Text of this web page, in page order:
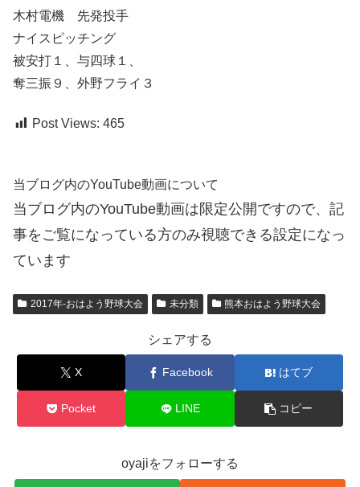
木村電機 先発投手
ナイスピッチング
被安打１、与四球１、
奪三振９、外野フライ３
Post Views: 465
当ブログ内のYouTube動画について
当ブログ内のYouTube動画は限定公開ですので、記
事をご覧になっている方のみ視聴できる設定になっ
ています
2017年-おはよう野球大会 未分類 熊本おはよう野球大会
シェアする
X Facebook はてブ
Pocket LINE コピー
oyajiをフォローする